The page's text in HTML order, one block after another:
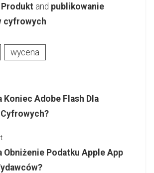
Produkt and publikowanie
cyfrowych
wycena
Koniec Adobe Flash Dla
Obniżenie Podatku Apple App